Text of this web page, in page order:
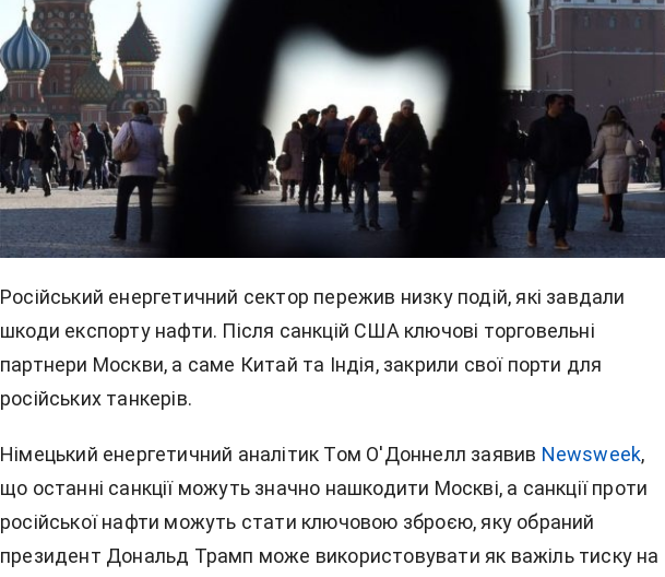
Російський енергетичний сектор пережив низку подій, які завдали
шкоди експорту нафти. Після санкцій США ключові торговельні
партнери Москви, а саме Китай та Індія, закрили свої порти для
російських танкерів.
Німецький енергетичний аналітик Том О'Доннелл заявив Newsweek,
що останні санкції можуть значно нашкодити Москві, а санкції проти
російської нафти можуть стати ключовою зброєю, яку обраний
президент Дональд Трамп може використовувати як важіль тиску на